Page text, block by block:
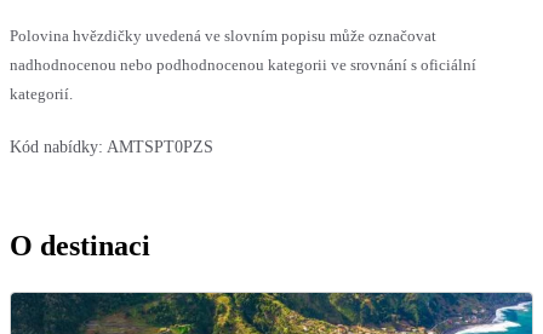
Polovina hvězdičky uvedená ve slovním popisu může označovat
nadhodnocenou nebo podhodnocenou kategorii ve srovnání s oficiální
kategorií.
Kód nabídky: AMTSPT0PZS
O destinaci